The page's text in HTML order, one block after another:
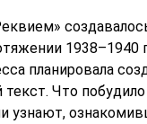
1938–1940
планировала
Что
узнают,